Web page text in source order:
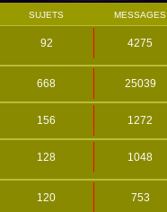
SUJETS MESSAGES
92 4275
668 25039
156 1272
128 1048
120 753